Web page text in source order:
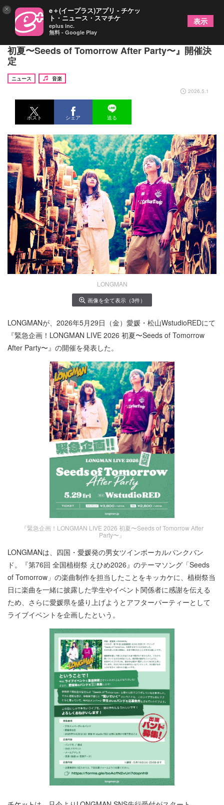
愛媛・松山で『緊急企画！LONGMAN LIVE 2026
初夏〜Seeds of Tomorrow After Party〜』開催決
定
ニュース
音楽
2026.5.1
ポスト シェア 送る
LONGMAN
画像を全て表示（3件）
LONGMANが、2026年5月29日（金）愛媛・松山WstudioREDにて
『緊急企画！LONGMAN LIVE 2026 初夏〜Seeds of Tomorrow
After Party〜』の開催を発表した。
『緊急企画！LONGMAN LIVE 2026 初夏〜Seeds of Tomorrow After
Party〜』
LONGMANは、四国・愛媛発の男女ツインボーカルパンクバン
ド。『第76回 全国植樹祭 えひめ2026』のテーマソング「Seeds
of Tomorrow」の楽曲制作を担当したことをキッカケに、植樹祭当
日に楽曲を一緒に披露した学生やイベント関係者に感謝を伝える
ため、さらに愛媛県を盛り上げようとアフターパーティーとして
ライブイベントを企画したという。
× e＋(イープラス)アプリ - チケッ
ト・ニュース・スマチケ
eplus inc.
無料 - Google Play
表示